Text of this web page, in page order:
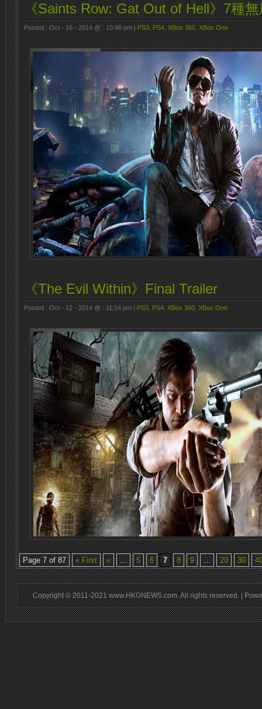
《Saints Row: Gat Out of Hell》7種
Posted : Oct - 16 - 2014 @ : 10:46 pm | PS3 PS4 XBox 360 XBox One
《The Evil Within》Final Trailer
Posted : Oct - 12 - 2014 @ : 11:14 pm | PS3 PS4 XBox 360 XBox One
Page 7 of 87 « First « ... 5 6 7 8 9 ... 20 30
Copyright © 2011-2021 www.HKGNEWS.com. All rights reserved. |